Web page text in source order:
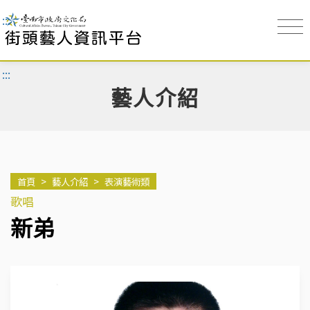
:::
:::
藝人介紹
首頁 > 藝人介紹 > 表演藝術類
歌唱
新弟